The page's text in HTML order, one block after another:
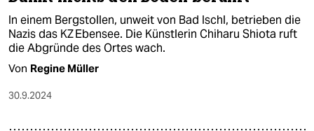
In einem Bergstollen, unweit von Bad Ischl, betrieben die
Nazis das KZ Ebensee. Die Künstlerin Chiharu Shiota ruft
die Abgründe des Ortes wach.
Von Regine Müller
30.9.2024